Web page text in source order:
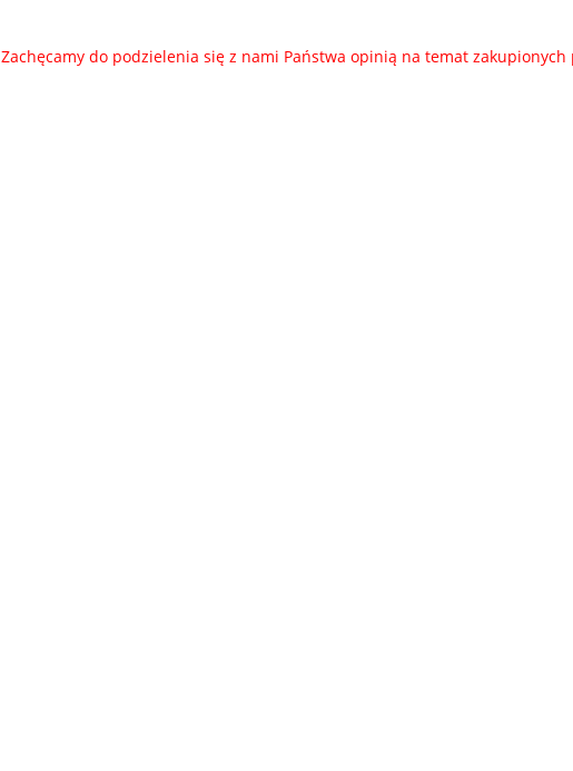
Zachęcamy do podzielenia się z nami Państwa opinią na temat zakupionych